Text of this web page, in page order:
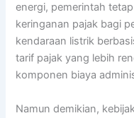
energi, pemerintah
keringanan pajak bagi
kendaraan listrik
tarif pajak yang lebih
komponen biaya
Namun demikian,